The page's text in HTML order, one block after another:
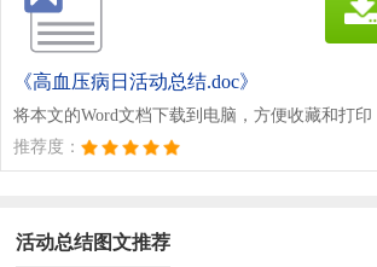
《高血压病日活动总结.doc》
将本文的Word文档下载到电脑，方便收藏和打印
推荐度：
活动总结图文推荐